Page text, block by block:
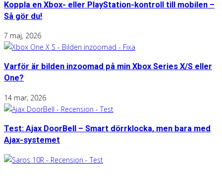
Koppla en Xbox- eller PlayStation-kontroll till mobilen –
Så gör du!
7 maj, 2026
Varför är bilden inzoomad på min Xbox Series X/S eller
One?
14 mar, 2026
Test: Ajax DoorBell – Smart dörrklocka, men bara med
Ajax-systemet